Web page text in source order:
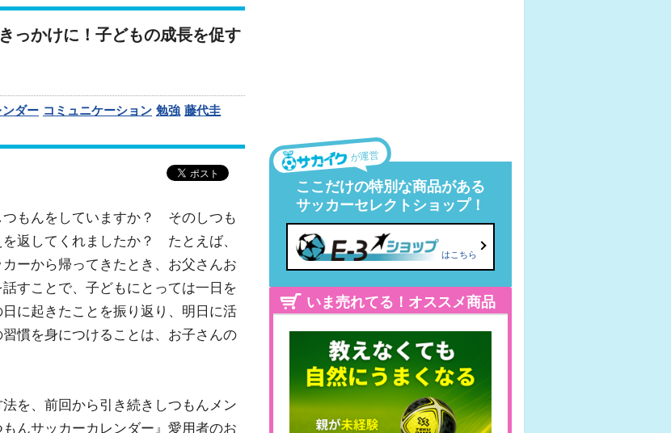
っかけに！子どもの成長を促す
ンダー コミュニケーション 勉強 藤代圭
もんをしていますか？ そのしつも
返してくれましたか？ たとえば、
ーから帰ってきたとき、お父さんお
すことで、子どもにとっては一日を
に起きたことを振り返り、明日に活
慣を身につけることは、お子さんの
を、前回から引き続きしつもんメン
んサッカーカレンダー』愛用者のお
が運営
ここだけの特別な商品がある
サッカーセレクトショップ！
はこちら
いま売れてる！オススメ商品